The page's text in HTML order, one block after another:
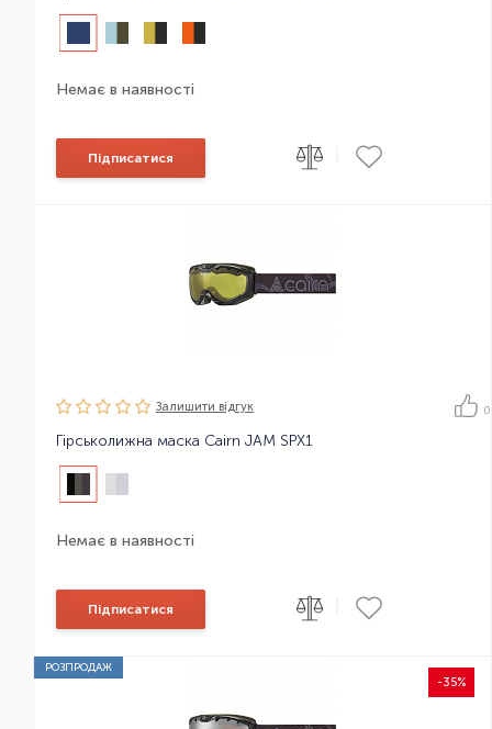
Немає в наявності
Підписатися
Залишити вiдгук 0
Гірськолижна маска Cairn JAM SPX1
Немає в наявності
Підписатися
РОЗПРОДАЖ
-35%